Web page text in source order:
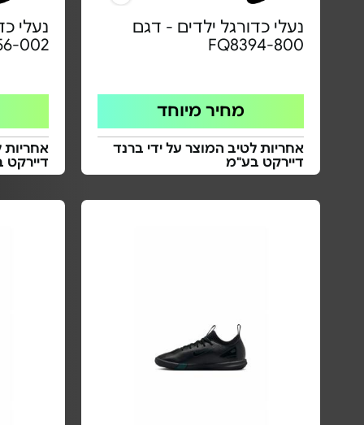
נעלי כדורגל ילדים - דגם
FQ8394-800
מחיר מיוחד
אחריות לטיב המוצר על ידי ברנד
דיירקט בע"מ
נעלי
002
אחריות